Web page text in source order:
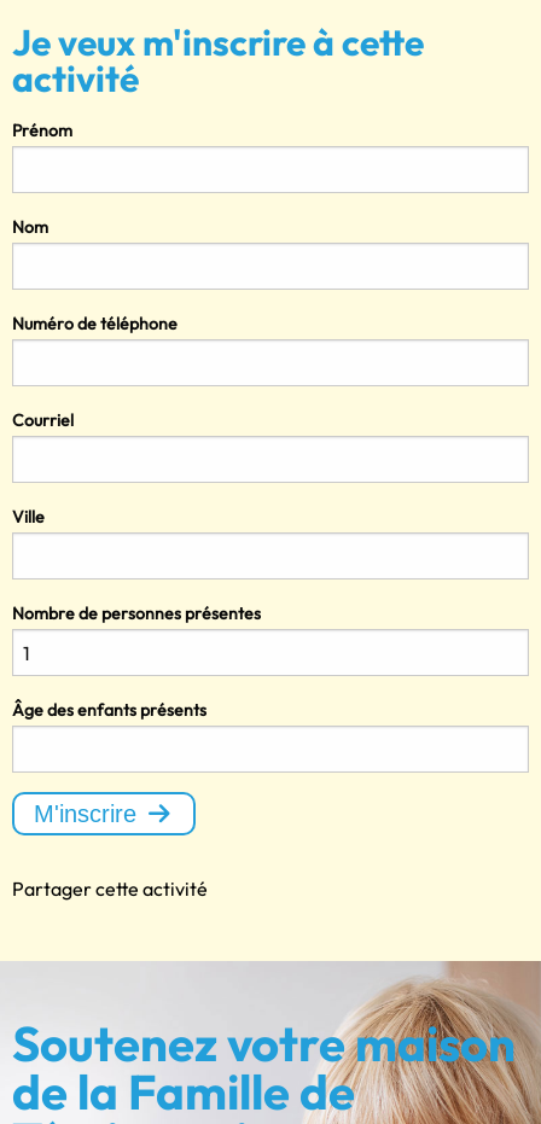
Je veux m'inscrire à cette
activité
Prénom
Nom
Numéro de téléphone
Courriel
Ville
Nombre de personnes présentes
Âge des enfants présents
M'inscrire
Partager cette activité
Soutenez votre maison
de la Famille de